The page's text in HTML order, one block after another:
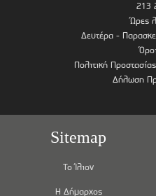
213
Ώρες
Δευτέρα -
Πολιτική
Δήλωση
Sitemap
Το Ίλιον
Η Δήμαρχος